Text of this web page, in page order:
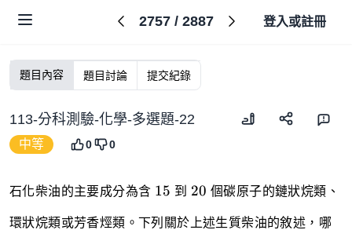
2757/ 2887 登入或註冊
題目內容 題目討論 提交紀錄
113-分科測驗-化學-多選題-22
中等 0 0
石化柴油的主要成分為含 15
15 到 20
20 個碳原子的鏈狀烷類、
環狀烷類或芳香烴類。下列關於上述生質柴油的敘述，哪